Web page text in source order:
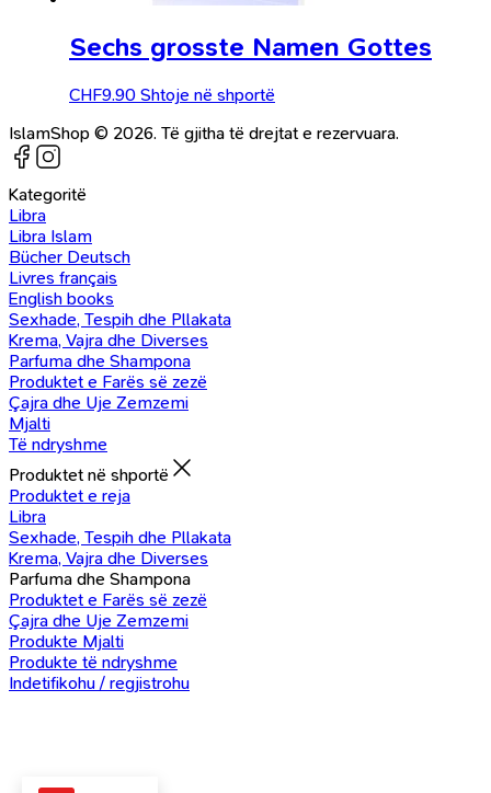
Sechs grosste Namen Gottes
CHF9.90 Shtoje në shportë
IslamShop © 2026. Të gjitha të drejtat e rezervuara.
Kategoritë
Libra
Libra Islam
Bücher Deutsch
Livres français
English books
Sexhade, Tespih dhe Pllakata
Krema, Vajra dhe Diverses
Parfuma dhe Shampona
Produktet e Farës së zezë
Çajra dhe Uje Zemzemi
Mjalti
Të ndryshme
Produktet në shportë
Produktet e reja
Libra
Sexhade, Tespih dhe Pllakata
Krema, Vajra dhe Diverses
Parfuma dhe Shampona
Produktet e Farës së zezë
Çajra dhe Uje Zemzemi
Produkte Mjalti
Produkte të ndryshme
Indetifikohu / regjistrohu